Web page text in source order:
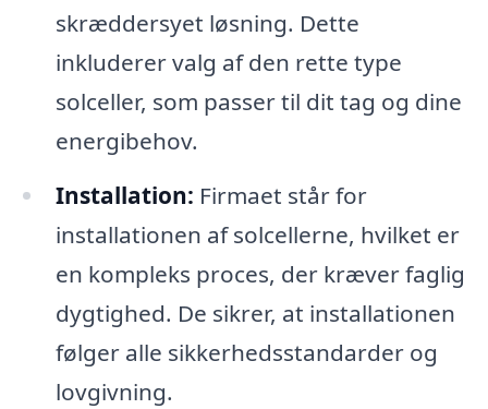
skræddersyet løsning. Dette
inkluderer valg af den rette type
solceller, som passer til dit tag og dine
energibehov.
Installation: Firmaet står for
installationen af solcellerne, hvilket er
en kompleks proces, der kræver faglig
dygtighed. De sikrer, at installationen
følger alle sikkerhedsstandarder og
lovgivning.